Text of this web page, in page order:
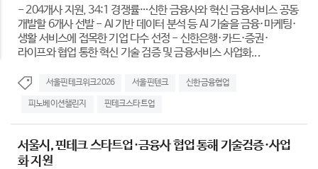
- 204개사 지원, 34:1 경쟁률…신한 금융사와 혁신 금융서비스 공동
개발할 6개사 선발 - AI 기반 데이터 분석 등 AI 기술을 금융·마케팅·
생활 서비스에 접목한 기업 다수 선정 - 신한은행·카드·증권·
라이프와 협업 통한 혁신 기술 검증 및 금융서비스 사업화...
서울핀테크위크2026 서울핀텐크 신한금융협업
피노베이션챌린지 핀테크스타트업
서울시, 핀테크 스타트업·금융사 협업 통해 기술검증·사업
화 지원